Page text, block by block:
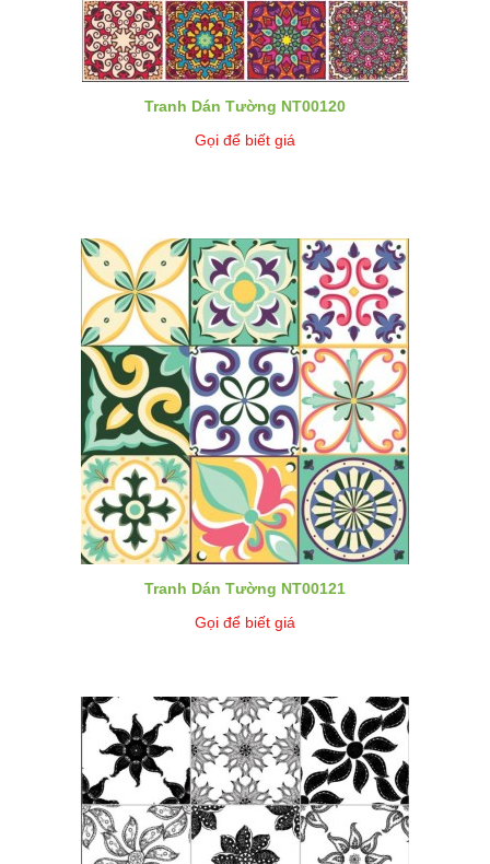
Tranh Dán Tường NT00120
Gọi để biết giá
Tranh Dán Tường NT00121
Gọi để biết giá